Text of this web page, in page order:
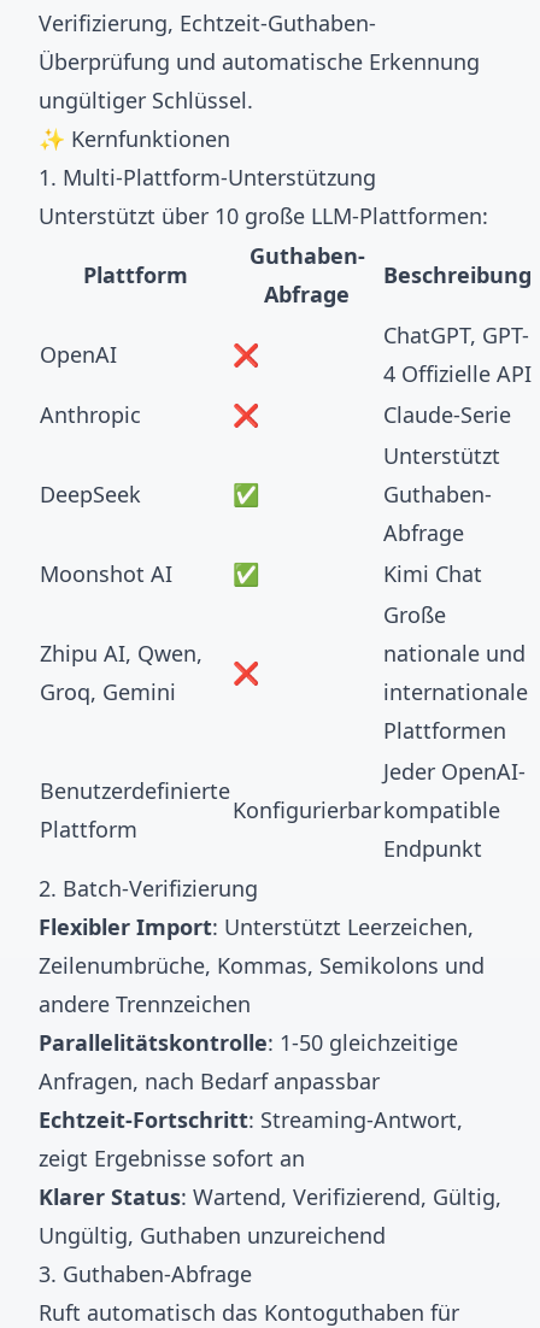
Verifizierung, Echtzeit-Guthaben-
Überprüfung und automatische Erkennung
ungültiger Schlüssel.
✨ Kernfunktionen
1. Multi-Plattform-Unterstützung
Unterstützt über 10 große LLM-Plattformen:
Plattform
Guthaben-
Abfrage
Beschreibung
OpenAI ❌
ChatGPT, GPT-
4 Offizielle API
Anthropic
❌ Claude-Serie
DeepSeek ✅
Unterstützt
Guthaben-
Abfrage
Moonshot AI
✅ Kimi Chat
Zhipu AI, Qwen,
Groq, Gemini
❌
Große
nationale und
internationale
Plattformen
Benutzerdefinierte
Plattform
Konfigurierbar
Jeder OpenAI-
kompatible
Endpunkt
2. Batch-Verifizierung
Flexibler Import: Unterstützt Leerzeichen,
Zeilenumbrüche, Kommas, Semikolons und
andere Trennzeichen
Parallelitätskontrolle: 1-50 gleichzeitige
Anfragen, nach Bedarf anpassbar
Echtzeit-Fortschritt: Streaming-Antwort,
zeigt Ergebnisse sofort an
Klarer Status: Wartend, Verifizierend, Gültig,
Ungültig, Guthaben unzureichend
3. Guthaben-Abfrage
Ruft automatisch das Kontoguthaben für